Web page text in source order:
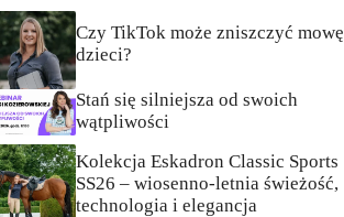
Czy TikTok może zniszczyć mowę
dzieci?
Stań się silniejsza od swoich
wątpliwości
Kolekcja Eskadron Classic Sports
SS26 – wiosenno-letnia świeżość,
technologia i elegancja